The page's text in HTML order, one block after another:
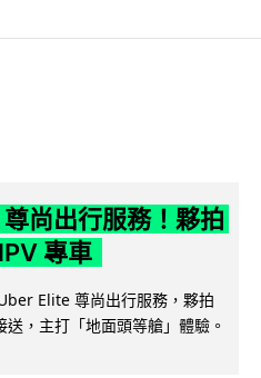
尚出行服務！夥拍
專車
Elite 尊尚出行服務，夥拍
，主打「地面頭等艙」體驗。